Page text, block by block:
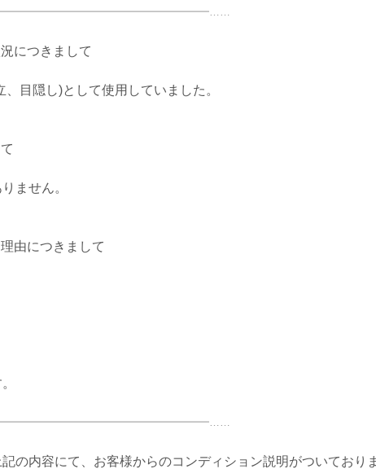
につきまして
隠し)として使用していました。
ません。
由につきまして
の内容にて、お客様からのコンディション説明がついており